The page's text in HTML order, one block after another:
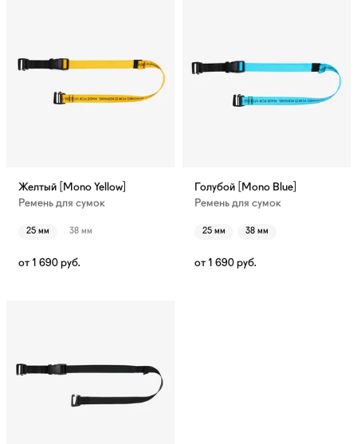
Желтый [Mono Yellow]
Ремень для сумок
25 мм 38 мм
от 1 690 руб.
Голубой [Mono Blue]
Ремень для сумок
25 мм 38 мм
от 1 690 руб.